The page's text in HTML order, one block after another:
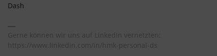
Dash
Gerne können wir uns auf LinkedIn vernetzten:
https://www.linkedin.com/in/hmk-personal-ds